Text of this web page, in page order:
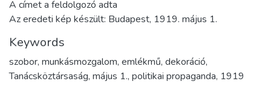
A címet a feldolgozó adta
Az eredeti kép készült: Budapest, 1919. május 1.
Keywords
szobor, munkásmozgalom, emlékmű, dekoráció,
Tanácsköztársaság, május 1., politikai propaganda, 1919